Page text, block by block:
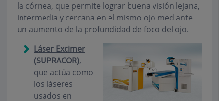
la córnea, que permite lograr buena visión lejana,
intermedia y cercana en el mismo ojo mediante
un aumento de la profundidad de foco del ojo.
Láser Excimer
(SUPRACOR),
que actúa como
los láseres
usados en